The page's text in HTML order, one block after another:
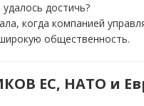
достичь?
когда компанией
общественность.
ЕС, НАТО и